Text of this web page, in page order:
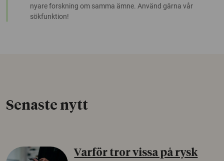
nyare forskning om samma ämne. Använd gärna vår
sökfunktion!
Senaste nytt
Varför tror vissa på rysk